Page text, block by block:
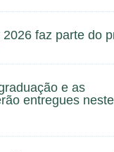
2026 faz parte do
e as
entregues neste